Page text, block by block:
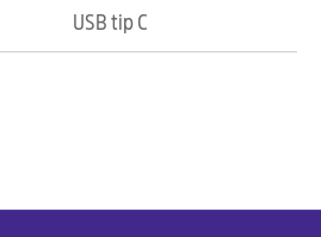
USB tip C